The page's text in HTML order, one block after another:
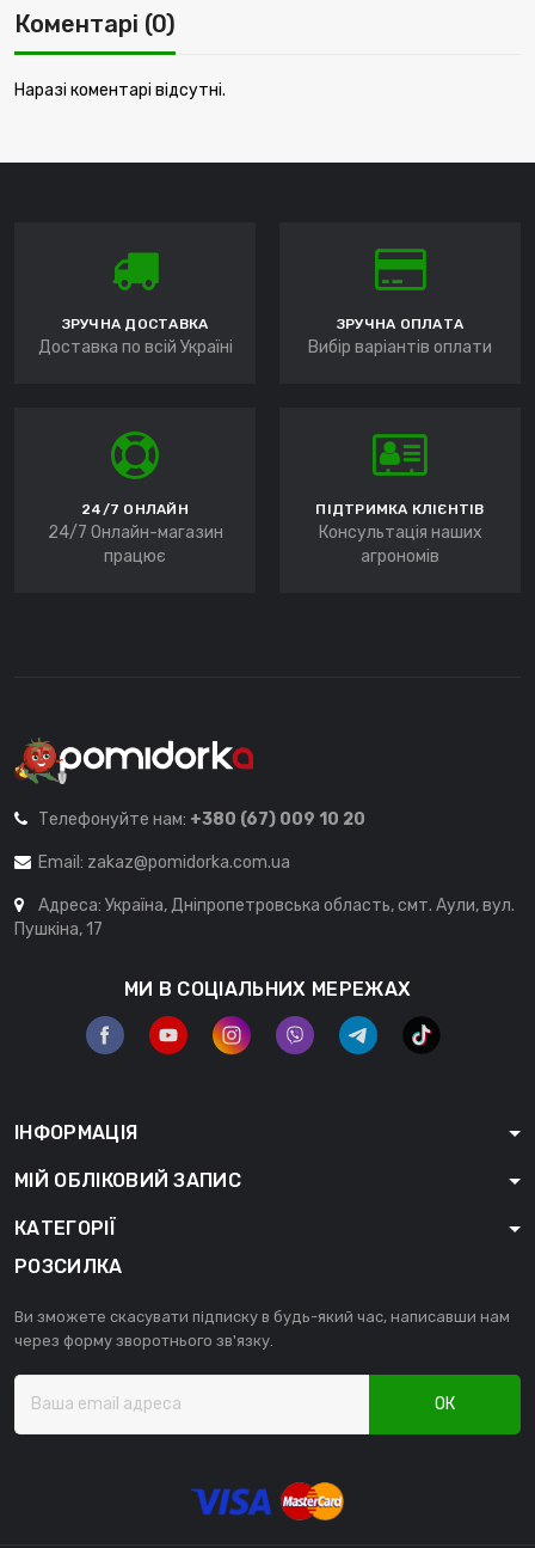
Коментарі (0)
Наразі коментарі відсутні.
ЗРУЧНА ДОСТАВКА
Доставка по всій Україні
ЗРУЧНА ОПЛАТА
Вибір варіантів оплати
24/7 ОНЛАЙН
24/7 Онлайн-магазин
працює
ПІДТРИМКА КЛІЄНТІВ
Консультація наших
агрономів
Телефонуйте нам: +380 (67) 009 10 20
Email: zakaz@pomidorka.com.ua
Адреса: Україна, Дніпропетровська область, смт. Аули, вул.
Пушкіна, 17
МИ В СОЦІАЛЬНИХ МЕРЕЖАХ
ІНФОРМАЦІЯ
МІЙ ОБЛІКОВИЙ ЗАПИС
КАТЕГОРІЇ
РОЗСИЛКА
Ви зможете скасувати підписку в будь-який час, написавши нам
через форму зворотнього зв'язку.
ОК